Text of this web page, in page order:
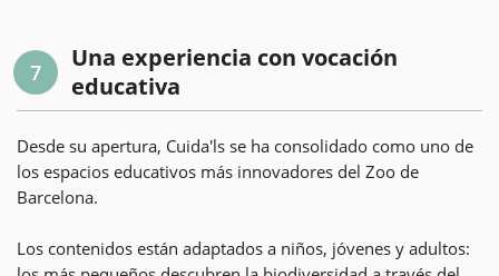
7
Una experiencia con vocación
educativa
Desde su apertura, Cuida'ls se ha consolidado como uno de
los espacios educativos más innovadores del Zoo de
Barcelona.
Los contenidos están adaptados a niños, jóvenes y adultos: